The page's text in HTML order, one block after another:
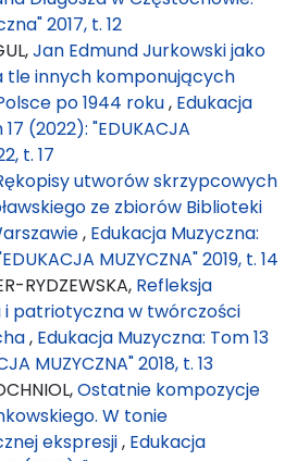
2017, t. 12
Jan Edmund Jurkowski jako
tle innych komponujących
po 1944 roku, Edukacja
(2022): "EDUKACJA
t. 17
utworów skrzypcowych
ze zbiorów Biblioteki
, Edukacja Muzyczna:
MUZYCZNA" 2019, t. 14
RYDZEWSKA, Refleksja
i patriotyczna w twórczości
, Edukacja Muzyczna: Tom 13
MUZYCZNA" 2018, t. 13
Ostatnie kompozycje
W tonie
ekspresji, Edukacja